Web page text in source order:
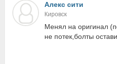
Алекс сити
Кировск
Менял на оригинал
не потек,болты